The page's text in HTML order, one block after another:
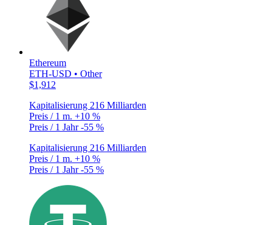
Ethereum
ETH-USD • Other
$1,912
Kapitalisierung 216 Milliarden
Preis / 1 m. +10 %
Preis / 1 Jahr-55 %
Kapitalisierung 216 Milliarden
Preis / 1 m. +10 %
Preis / 1 Jahr-55 %